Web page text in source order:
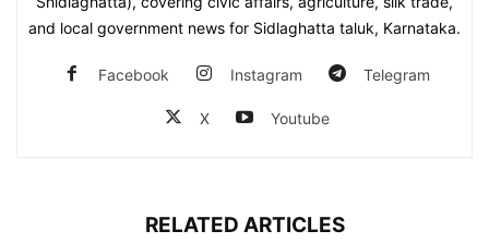
and local government news for Sidlaghatta taluk, Karnataka.
Facebook Instagram Telegram
X Youtube
RELATED ARTICLES